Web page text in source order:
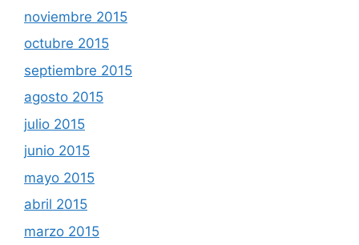
noviembre 2015
octubre 2015
septiembre 2015
agosto 2015
julio 2015
junio 2015
mayo 2015
abril 2015
marzo 2015